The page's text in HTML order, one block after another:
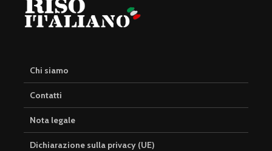
Chi siamo
Contatti
Nota legale
Dichiarazione sulla privacy (UE)